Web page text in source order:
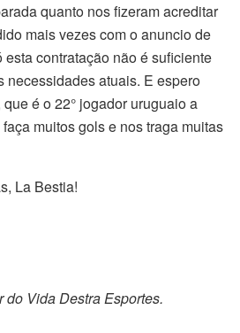
quanto nos fizeram acreditar
mais vezes com o anuncio de
esta contratação não é suficiente
necessidades atuais. E espero
é o 22° jogador uruguaio a
muitos gols e nos traga muitas
La Bestia!
Vida Destra Esportes.